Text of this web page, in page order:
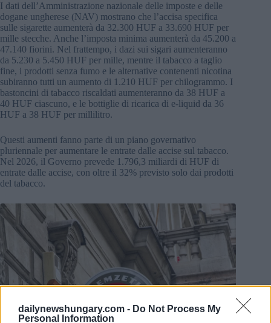
dailynewshungary.com - Do Not Process My
Personal Information
I dati dell’Amministrazione nazionale delle imposte e delle
dogane ungherese (NAV) mostrano che l’accisa specifica
sulle sigarette aumenterà da 32.300 HUF a 33.690 HUF per
mille stecche. Anche l’imposta minima aumenterà da 45.200 a
47.140 fiorini. Nel frattempo, i dazi sui sigari aumenteranno
da 5.230 a 5.450 HUF per mille, mentre il tabacco a taglio
fine, i prodotti senza fumo e le alternative contenenti nicotina
subiranno tutti un aumento di 1.210 HUF per chilogrammo. I
bastoncini di tabacco riscaldati aumenteranno da 38 HUF a
40 HUF ciascuno, e le bottiglie di ricarica di e-liquid da 36
HUF a 38 HUF per millilitro.
Questi aumenti fanno parte di un piano governativo
pluriennale per aumentare le entrate dalle accise sul tabacco.
Nel 2026, il Governo prevede 1.796,3 miliardi di HUF di
entrate dalle accise, con oltre il 32% previsto solo dai prodotti
del tabacco.